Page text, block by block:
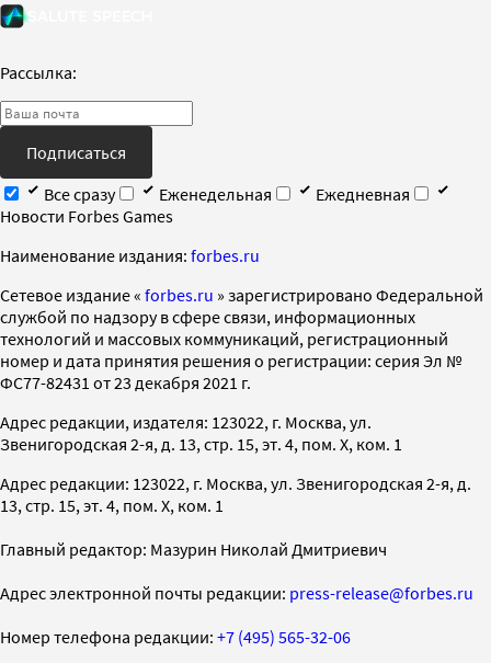
Рассылка:
Подписаться
Все сразу
Еженедельная
Ежедневная
Новости Forbes Games
Наименование издания: forbes.ru
Cетевое издание « forbes.ru » зарегистрировано Федеральной
службой по надзору в сфере связи, информационных
технологий и массовых коммуникаций, регистрационный
номер и дата принятия решения о регистрации: серия Эл №
ФС77-82431 от 23 декабря 2021 г.
Адрес редакции, издателя: 123022, г. Москва, ул.
Звенигородская 2-я, д. 13, стр. 15, эт. 4, пом. X, ком. 1
Адрес редакции: 123022, г. Москва, ул. Звенигородская 2-я, д.
13, стр. 15, эт. 4, пом. X, ком. 1
Главный редактор: Мазурин Николай Дмитриевич
Адрес электронной почты редакции: press-release@forbes.ru
Номер телефона редакции: +7 (495) 565-32-06